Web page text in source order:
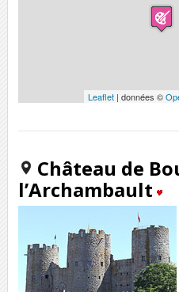
Leaflet | données ©
Château de
l’Archambault